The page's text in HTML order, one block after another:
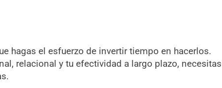
hagas el esfuerzo de invertir tiempo en hacerlos.
relacional y tu efectividad a largo plazo, necesitas